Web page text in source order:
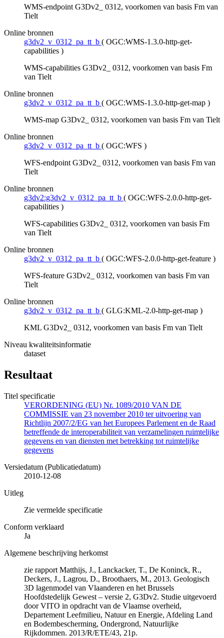
WMS-endpoint G3Dv2_ 0312, voorkomen van basis Fm van
Tielt
Online bronnen
g3dv2_v_0312_pa_tt_b ( OGC:WMS-1.3.0-http-get-
capabilities )
WMS-capabilities G3Dv2_ 0312, voorkomen van basis Fm
van Tielt
Online bronnen
g3dv2_v_0312_pa_tt_b ( OGC:WMS-1.3.0-http-get-map )
WMS-map G3Dv2_ 0312, voorkomen van basis Fm van Tielt
Online bronnen
g3dv2_v_0312_pa_tt_b ( OGC:WFS )
WFS-endpoint G3Dv2_ 0312, voorkomen van basis Fm van
Tielt
Online bronnen
g3dv2:g3dv2_v_0312_pa_tt_b ( OGC:WFS-2.0.0-http-get-
capabilities )
WFS-capabilities G3Dv2_ 0312, voorkomen van basis Fm
van Tielt
Online bronnen
g3dv2_v_0312_pa_tt_b ( OGC:WFS-2.0.0-http-get-feature )
WFS-feature G3Dv2_ 0312, voorkomen van basis Fm van
Tielt
Online bronnen
g3dv2_v_0312_pa_tt_b ( GLG:KML-2.0-http-get-map )
KML G3Dv2_ 0312, voorkomen van basis Fm van Tielt
Niveau kwaliteitsinformatie
dataset
Resultaat
Titel specificatie
VERORDENING (EU) Nr. 1089/2010 VAN DE
COMMISSIE van 23 november 2010 ter uitvoering van
Richtlijn 2007/2/EG van het Europees Parlement en de Raad
betreffende de interoperabiliteit van verzamelingen ruimtelijke
gegevens en van diensten met betrekking tot ruimtelijke
gegevens
Versiedatum (Publicatiedatum)
2010-12-08
Uitleg
Zie vermelde specificatie
Conform verklaard
Ja
Algemene beschrijving herkomst
zie rapport Matthijs, J., Lanckacker, T., De Koninck, R.,
Deckers, J., Lagrou, D., Broothaers, M., 2013. Geologisch
3D lagenmodel van Vlaanderen en het Brussels
Hoofdstedelijk Gewest – versie 2, G3Dv2. Studie uitgevoerd
door VITO in opdracht van de Vlaamse overheid,
Departement Leefmilieu, Natuur en Energie, Afdeling Land
en Bodembescherming, Ondergrond, Natuurlijke
Rijkdommen. 2013/R/ETE/43, 21p.